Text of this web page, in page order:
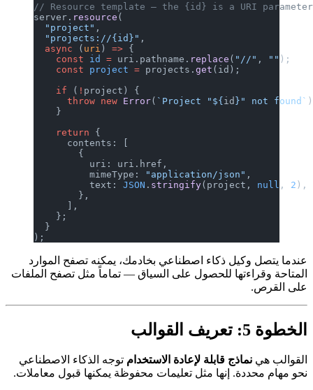
// Resource template — the {id} is a URI
server.resource
  "project"
  "projects://{id}"
  async
( uri ) => {
    const
id = uri.pathname.replace ( "//" , "" );
    const
project = projects.get (id);
    if
( ! project) {
      throw
new Error ( `Project "${ id }" not found`
    }
    return
{
      contents: [
        {
          uri: uri.href,
          mimeType:
"application/json"
          text:
JSON .stringify (project, null , 2 ),
        },
      ],
    };
  }
);
عندما يتصل وكيل ذكاء اصطناعي بخادمك، يمكنه تصفح الموارد
المتاحة وقراءتها للحصول على السياق — تماماً مثل تصفح الملفات
على القرص.
الخطوة 5: تعريف القوالب
القوالب هي نماذج قابلة لإعادة الاستخدامتوجه الذكاء الاصطناعي
نحو مهام محددة. إنها مثل تعليمات محفوظة يمكنها قبول معاملات.